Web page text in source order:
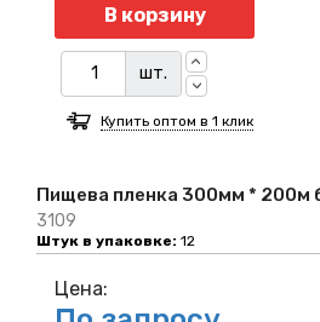
Пищева пленка 300мм * 200м
3109
Штук в упаковке: 12
В корзину
шт.
Купить оптом в 1 клик
Цена: